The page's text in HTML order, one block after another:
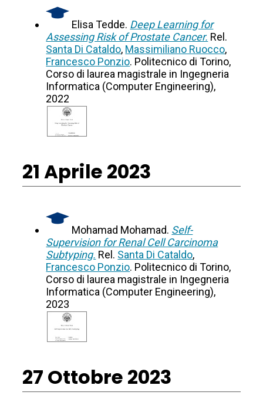
Elisa Tedde. Deep Learning for
Assessing Risk of Prostate Cancer. Rel.
Santa Di Cataldo, Massimiliano Ruocco,
Francesco Ponzio. Politecnico di Torino,
Corso di laurea magistrale in Ingegneria
Informatica (Computer Engineering),
2022
21 Aprile 2023
Mohamad Mohamad. Self-
Supervision for Renal Cell Carcinoma
Subtyping. Rel. Santa Di Cataldo,
Francesco Ponzio. Politecnico di Torino,
Corso di laurea magistrale in Ingegneria
Informatica (Computer Engineering),
2023
27 Ottobre 2023